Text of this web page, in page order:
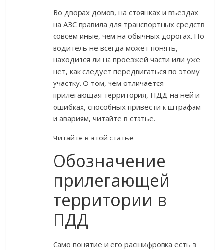
Во дворах домов, на стоянках и въездах
на АЗС правила для транспортных средств
совсем иные, чем на обычных дорогах. Но
водитель не всегда может понять,
находится ли на проезжей части или уже
нет, как следует передвигаться по этому
участку. О том, чем отличается
прилегающая территория, ПДД на ней и
ошибках, способных привести к штрафам
и авариям, читайте в статье.
Читайте в этой статье
Обозначение
прилегающей
территории в
ПДД
Само понятие и его расшифровка есть в